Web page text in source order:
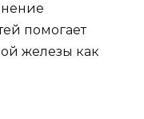
помогает
железы как